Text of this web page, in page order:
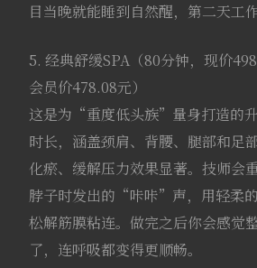
目当晚就能睡到自然醒，第二天工
5. 经典舒缓SPA（80分钟，现价498
会员价478.08元）
这是为“重度低头族”量身打造的
时长，涵盖颈肩、背腰、腿部和足
化瘀、缓解压力效果显著。技师会
脖子时发出的“咔咔”声，用轻柔
松解筋膜粘连。做完之后你会感觉
了，连呼吸都变得更顺畅。